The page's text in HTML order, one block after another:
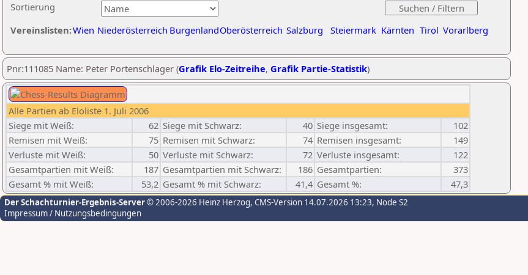
Sortierung
Vereinslisten:Wien Niederösterreich BurgenlandOberösterreich Salzburg Steiermark Kärnten Tirol Vorarlberg
Pnr:111085 Name: Peter Portenschlager (Grafik Elo-Zeitreihe, Grafik Partie-Statistik)
Alle Partien ab Eloliste 1. Juli 2006
Siege mit Weiß:
62 Siege mit Schwarz: 40 Siege insgesamt:
102
Remisen mit Weiß:
75 Remisen mit Schwarz: 74 Remisen insgesamt:
149
Verluste mit Weiß:
50 Verluste mit Schwarz: 72 Verluste insgesamt:
122
Gesamtpartien mit Weiß:
187 Gesamtpartien mit Schwarz: 186 Gesamtpartien:
373
Gesamt % mit Weiß:
53,2 Gesamt % mit Schwarz: 41,4 Gesamt %: 47,3
Der Schachturnier-Ergebnis-Server© 2006-2026 Heinz Herzog, CMS-Version 14.07.2026 13:23, Node S2
Impressum / Nutzungsbedingungen